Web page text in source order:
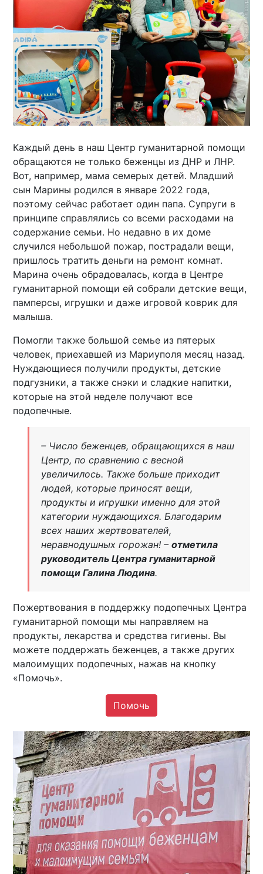
Каждый день в наш Центр гуманитарной помощи
обращаются не только беженцы из ДНР и ЛНР.
Вот, например, мама семерых детей. Младший
сын Марины родился в январе 2022 года,
поэтому сейчас работает один папа. Супруги в
принципе справлялись со всеми расходами на
содержание семьи. Но недавно в их доме
случился небольшой пожар, пострадали вещи,
пришлось тратить деньги на ремонт комнат.
Марина очень обрадовалась, когда в Центре
гуманитарной помощи ей собрали детские вещи,
памперсы, игрушки и даже игровой коврик для
малыша.
Помогли также большой семье из пятерых
человек, приехавшей из Мариуполя месяц назад.
Нуждающиеся получили продукты, детские
подгузники, а также снэки и сладкие напитки,
которые на этой неделе получают все
подопечные.
– Число беженцев, обращающихся в наш
Центр, по сравнению с весной
увеличилось. Также больше приходит
людей, которые приносят вещи,
продукты и игрушки именно для этой
категории нуждающихся. Благодарим
всех наших жертвователей,
неравнодушных горожан! – отметила
руководитель Центра гуманитарной
помощи Галина Людина.
Пожертвования в поддержку подопечных Центра
гуманитарной помощи мы направляем на
продукты, лекарства и средства гигиены. Вы
можете поддержать беженцев, а также других
малоимущих подопечных, нажав на кнопку
«Помочь».
Помочь